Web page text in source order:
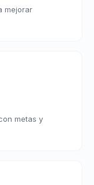
mejorar
metas y